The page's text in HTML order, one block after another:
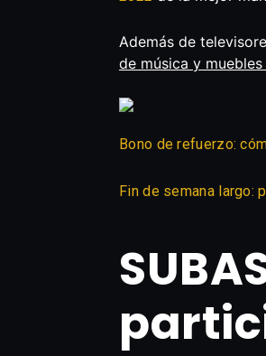
Además de
de música y
Bono de refuerzo:
Fin de semana largo: